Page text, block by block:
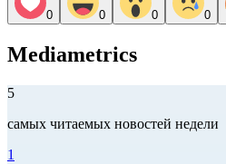
0 0 0 0
Mediametrics
5
самых читаемых новостей недели
1